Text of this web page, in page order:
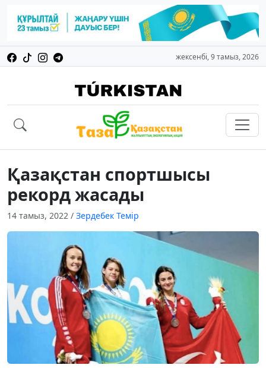
жексенбі, 9 тамыз, 2026
Қазақстан спортшысы
рекорд жасады
14 тамыз, 2022 / Зердебек Темір